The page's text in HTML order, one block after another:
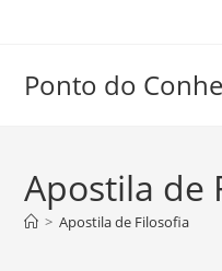
conteúdo
Ponto do
Apostila de
> Apostila de Filosofia